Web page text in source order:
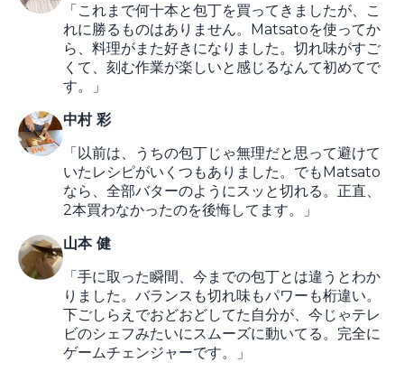
「これまで何十本と包丁を買ってきましたが、こ
れに勝るものはありません。Matsatoを使ってか
ら、料理がまた好きになりました。切れ味がすご
くて、刻む作業が楽しいと感じるなんて初めてで
す。」
中村 彩
「以前は、うちの包丁じゃ無理だと思って避けて
いたレシピがいくつもありました。でもMatsato
なら、全部バターのようにスッと切れる。正直、
2本買わなかったのを後悔してます。」
山本 健
「手に取った瞬間、今までの包丁とは違うとわか
りました。バランスも切れ味もパワーも桁違い。
下ごしらえでおどおどしてた自分が、今じゃテレ
ビのシェフみたいにスムーズに動いてる。完全に
ゲームチェンジャーです。」